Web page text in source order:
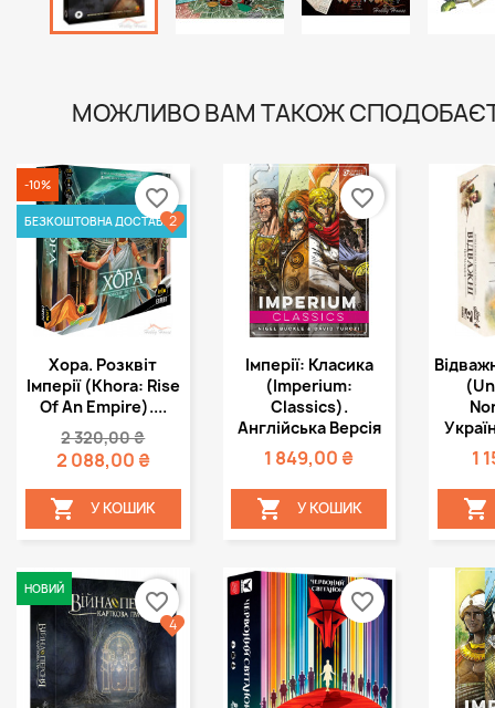
МОЖЛИВО ВАМ ТАКОЖ
Швидкий
перегляд
Хора. Розквіт
Імперії (Khora: Rise
Of An Empire)....
2 320,00 ₴
2 088,00 ₴
-10%
БЕЗКОШТОВНА ДОСТАВКА
 У КОШИК
favorite_border
2
Швидкий
перегляд
Імперії: Класика
(Imperium:
Classics).
Англійська Версія
1 849,00 ₴
 У КОШИК
favorite_border

1

НОВИЙ
favorite_border
4
favorite_border